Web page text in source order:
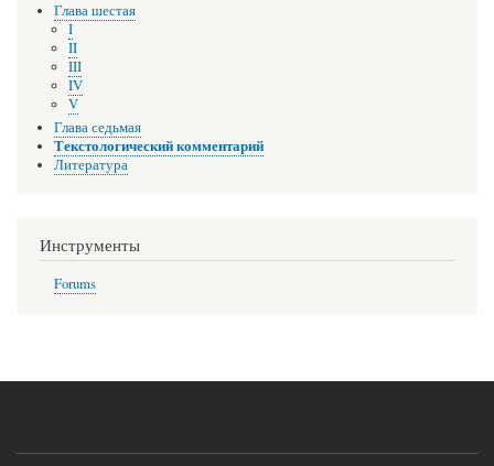
Глава шестая
I
II
III
IV
V
Глава седьмая
Текстологический комментарий
Литература
Инструменты
Forums